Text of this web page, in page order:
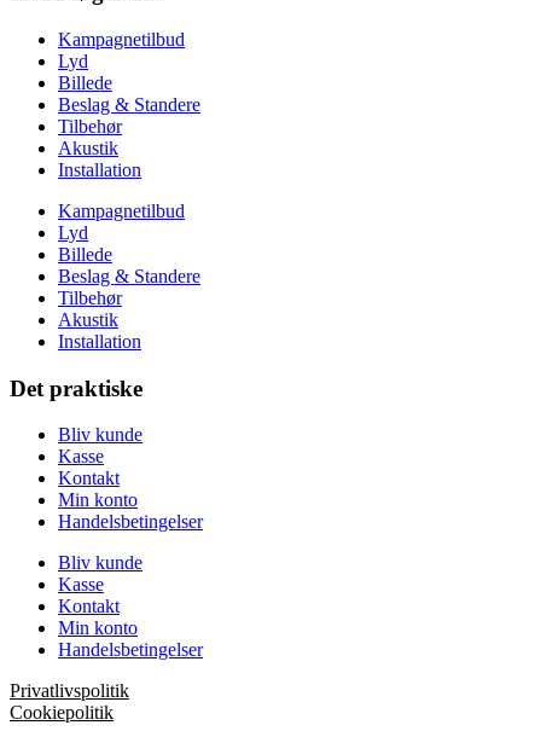
Kampagnetilbud
Lyd
Billede
Beslag & Standere
Tilbehør
Akustik
Installation
Kampagnetilbud
Lyd
Billede
Beslag & Standere
Tilbehør
Akustik
Installation
Det praktiske
Bliv kunde
Kasse
Kontakt
Min konto
Handelsbetingelser
Bliv kunde
Kasse
Kontakt
Min konto
Handelsbetingelser
Privatlivspolitik
Cookiepolitik